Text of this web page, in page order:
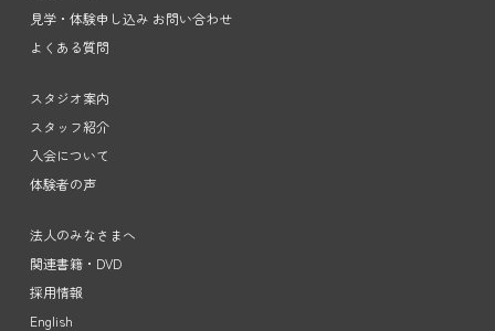
見学・体験申し込み お問い合わせ
よくある質問
スタジオ案内
スタッフ紹介
入会について
体験者の声
法人のみなさまへ
関連書籍・DVD
採用情報
English